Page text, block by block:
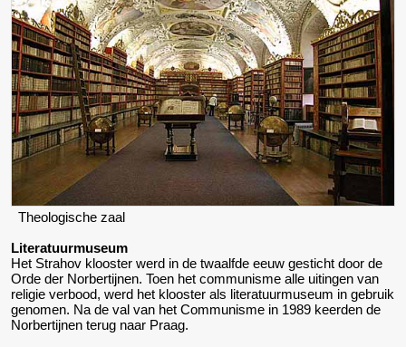
Theologische zaal
Literatuurmuseum
Het Strahov klooster werd in de twaalfde eeuw gesticht door de
Orde der Norbertijnen. Toen het communisme alle uitingen van
religie verbood, werd het klooster als literatuurmuseum in gebruik
genomen. Na de val van het Communisme in 1989 keerden de
Norbertijnen terug naar Praag.